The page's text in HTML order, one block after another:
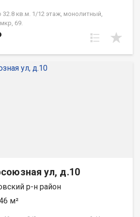
кв.м. 1/12 этаж, монолитный,
69.
ул, д.10
р-н район
м²